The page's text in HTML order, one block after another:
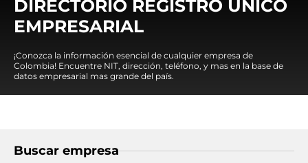
DIRECTORIO REGISTRO ÚNICO
EMPRESARIAL
¡Conozca la información esencial de cualquier empresa de
Colombia! Encuentre NIT, dirección, teléfono, y mas en la base de
datos empresarial mas grande del país.
Buscar empresa